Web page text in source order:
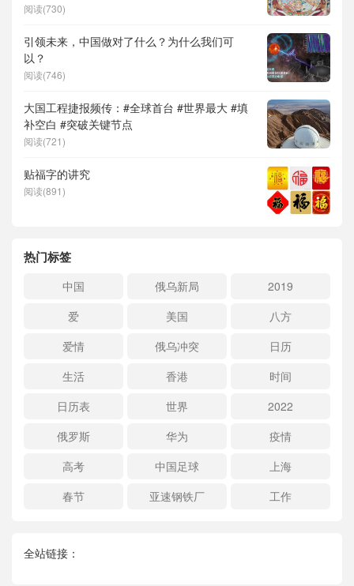
阅读(730)
引领未来，中国做对了什么？为什么我们可
以？
阅读(746)
大国工程捷报频传：#全球首台 #世界最大 #填
补空白 #突破关键节点
阅读(721)
贴福字的讲究
阅读(891)
热门标签
中国 俄乌新局
2019
爱
美国
八方
爱情
俄乌冲突
日历
生活
香港
时间
日历表
世界
2022
俄罗斯
华为
疫情
高考
中国足球
上海
春节
亚速钢铁厂 工作
全站链接：